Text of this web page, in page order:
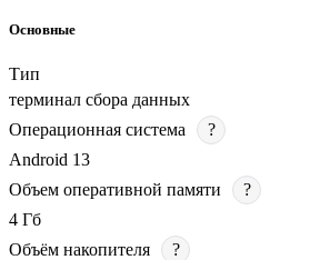
Основные
Тип
терминал сбора данных
Операционная система
?
Android 13
Объем оперативной памяти
?
4 Гб
Объём накопителя
?